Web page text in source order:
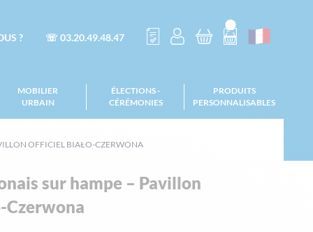
? ☏ 03.20.49.48.47
MOBILIER
URBAIN
ÉLECTIONS -
CÉRÉMONIES
PRODUITS
PERSONNALISABLES
OFFICIEL BIAŁO-CZERWONA
sur hampe – Pavillon
Czerwona